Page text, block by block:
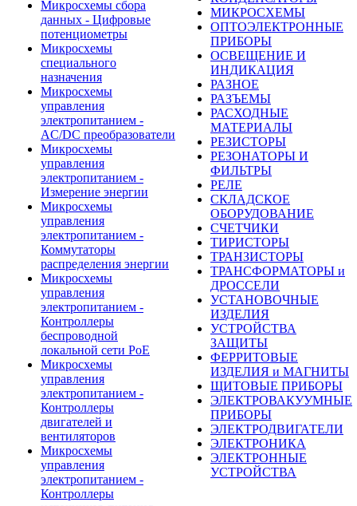
Микросхемы сбора
данных - Цифровые
потенциометры
Микросхемы
специального
назначения
Микросхемы
управления
электропитанием -
AC/DC преобразователи
Микросхемы
управления
электропитанием -
Измерение энергии
Микросхемы
управления
электропитанием -
Коммутаторы
распределения энергии
Микросхемы
управления
электропитанием -
Контроллеры
беспроводной
локальной сети PoE
Микросхемы
управления
электропитанием -
Контроллеры
двигателей и
вентиляторов
Микросхемы
управления
электропитанием -
Контроллеры
МИКРОСХЕМЫ
ОПТОЭЛЕКТРОННЫЕ
ПРИБОРЫ
ОСВЕЩЕНИЕ И
ИНДИКАЦИЯ
РАЗНОЕ
РАЗЪЕМЫ
РАСХОДНЫЕ
МАТЕРИАЛЫ
РЕЗИСТОРЫ
РЕЗОНАТОРЫ И
ФИЛЬТРЫ
РЕЛЕ
СКЛАДСКОЕ
ОБОРУДОВАНИЕ
СЧЕТЧИКИ
ТИРИСТОРЫ
ТРАНЗИСТОРЫ
ТРАНСФОРМАТОРЫ и
ДРОССЕЛИ
УСТАНОВОЧНЫЕ
ИЗДЕЛИЯ
УСТРОЙСТВА
ЗАЩИТЫ
ФЕРРИТОВЫЕ
ИЗДЕЛИЯ и МАГНИТЫ
ЩИТОВЫЕ ПРИБОРЫ
ЭЛЕКТРОВАКУУМНЫЕ
ПРИБОРЫ
ЭЛЕКТРОДВИГАТЕЛИ
ЭЛЕКТРОНИКА
ЭЛЕКТРОННЫЕ
УСТРОЙСТВА